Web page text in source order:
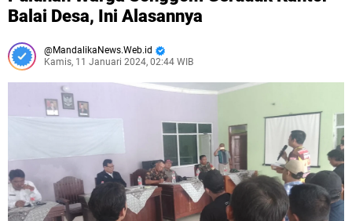
Balai Desa, Ini Alasannya
MandalikaNews.Web.id
Kamis, 11 Januari 2024, 02:44 WIB